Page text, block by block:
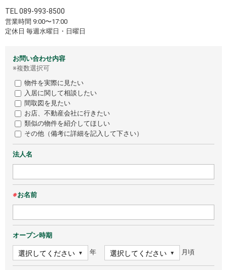
TEL 089-993-8500
営業時間 9:00〜17:00
定休日 毎週水曜日・日曜日
お問い合わせ内容
※複数選択可
物件を実際に見たい
入居に関して相談したい
間取図を見たい
お店、不動産会社に行きたい
類似の物件を紹介してほしい
その他（備考に詳細を記入して下さい）
法人名
※お名前
オープン時期
年 月頃